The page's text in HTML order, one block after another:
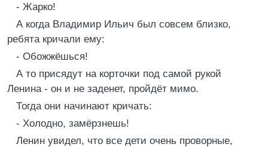
- Жарко!
А когда Владимир Ильич был совсем близко,
ребята кричали ему:
- Обожжёшься!
А то присядут на корточки под самой рукой
Ленина - он и не заденет, пройдёт мимо.
Тогда они начинают кричать:
- Холодно, замёрзнешь!
Ленин увидел, что все дети очень проворные,